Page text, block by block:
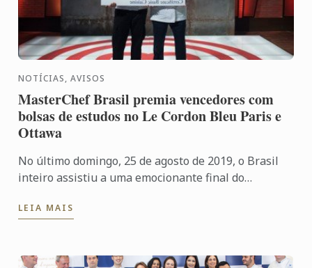
NOTÍCIAS, AVISOS
MasterChef Brasil premia vencedores com
bolsas de estudos no Le Cordon Bleu Paris e
Ottawa
No último domingo, 25 de agosto de 2019, o Brasil
inteiro assistiu a uma emocionante final do
Lorena, ...
LEIA MAIS